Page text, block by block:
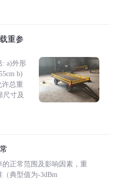
重参
: a)外形
b)
许总重
尺寸及
正常范围及影响因素，重
典型值为-3dBm